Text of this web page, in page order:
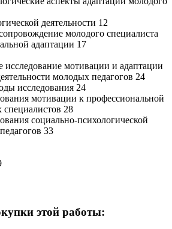
деятельности 12
молодого специалиста
адаптации 17
исследование мотивации и адаптации
молодых педагогов 24
исследования 24
мотивации к профессиональной
специалистов 28
социально-психологической
33
этой работы: